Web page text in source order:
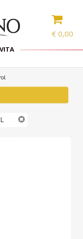
€ 0,00